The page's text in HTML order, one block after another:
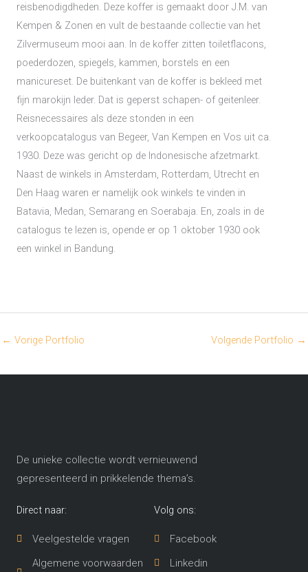
reisbenodigdheden. Deze koffer is gemaakt door J.M. van
Kempen & Zonen en vult de bestaande collectie van het
Zilvermuseum mooi aan. In de koffer zitten toiletflacons,
poederdozen, spiegels, kammen, borstels en een
manicureset. De buitenkant van de koffer is bekleed met
fijn marokijn leder. Dat is geperst schapen- of geitenleer.
Reisnecessaires als deze stonden in een
verkoopcatalogus van Begeer, Van Kempen en Vos uit ca.
1930. Deze was gericht op de Indonesische afzetmarkt.
Naast de winkels in Amsterdam, Rotterdam, Utrecht en
Den Haag waren er namelijk ook winkels te vinden in
Batavia, Medan, Semarang en Soerabaja. En, zoals in de
catalogus te lezen is, opende er op 1 oktober 1930 ook
een winkel in Bandung.
← Vorige Portfolio Volgende Portfolio →
De unieke collectie wordt vernieuwend
gepresenteerd in prikkelende thema’s​.
Direct naar:
Veelgestelde vragen
Algemene voorwaarden
Volg ons:
Facebook
Linkedin